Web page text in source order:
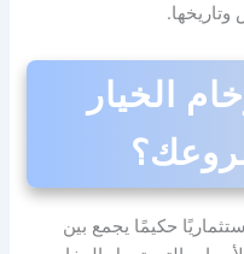
الخيار
حكيمًا يجمع بين